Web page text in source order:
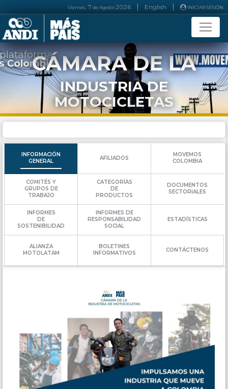
Viernes, 7 deAgosto2026 | English | INICIAR SESIÓN
CÁMARA DE LA
INDUSTRIA DE
MOTOCICLETAS
INFORMACIÓN
GENERAL
AFILIADOS
MOVEMOS
COLOMBIA
COMITÉS Y
GRUPOS DE
TRABAJO
CATEGORÍAS
DE
PRODUCTOS
DOCUMENTOS
SECTORIALES
INFORMES
DE
SOSTENIBILIDAD
INFORMES DE
RESPONSABILIDAD
SOCIAL
ESTADÍSTICAS
ALIANZA
MOTOLATAM
BOLETINES
INFORMATIVOS
CONTÁCTENOS